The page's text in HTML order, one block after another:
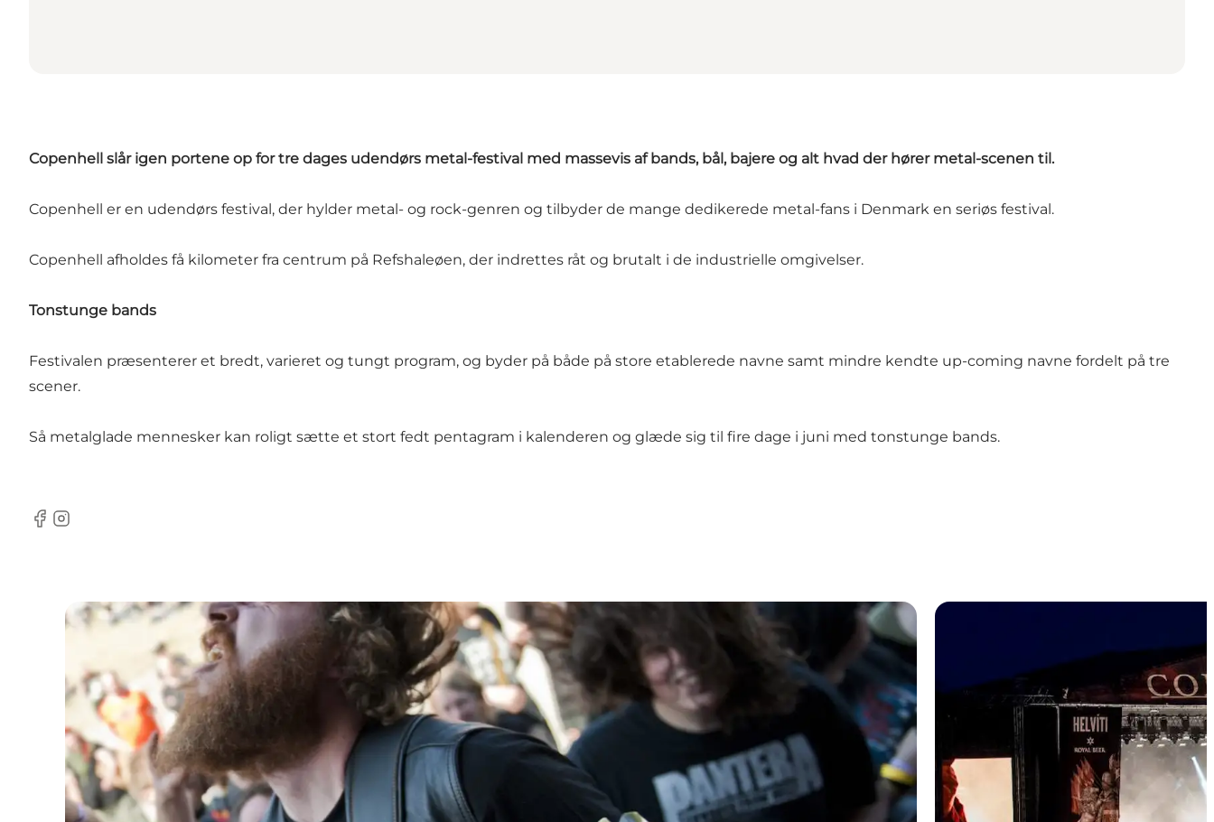
Copenhell slår igen portene op for tre dages udendørs metal-festival med massevis af bands, bål, bajere og alt hvad der hører metal-scenen til.
Copenhell er en udendørs festival, der hylder metal- og rock-genren og tilbyder de mange dedikerede metal-fans i Denmark en seriøs festival.
Copenhell afholdes få kilometer fra centrum på Refshaleøen, der indrettes råt og brutalt i de industrielle omgivelser.
Tonstunge bands
Festivalen præsenterer et bredt, varieret og tungt program, og byder på både på store etablerede navne samt mindre kendte up-coming navne fordelt på tre
scener.
Så metalglade mennesker kan roligt sætte et stort fedt pentagram i kalenderen og glæde sig til fire dage i juni med tonstunge bands.
Facebook
Instagram